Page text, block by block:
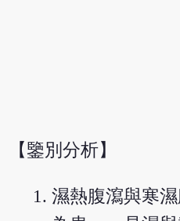
【鑒別分析】
濕熱腹瀉與寒